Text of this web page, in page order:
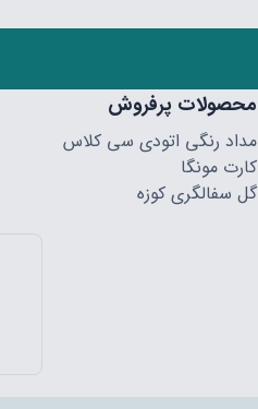
محصولات پرفروش
مداد رنگی اتودی سی کلاس
کارت مونگا
گل سفالگری کوزه